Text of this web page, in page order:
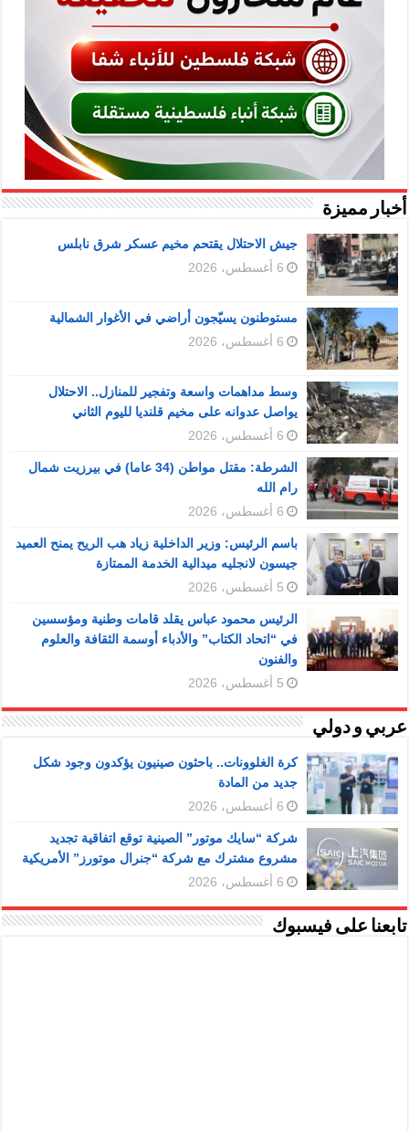
أخبار مميزة
جيش الاحتلال يقتحم مخيم عسكر شرق نابلس
6 أغسطس، 2026
مستوطنون يسيّجون أراضي في الأغوار الشمالية
6 أغسطس، 2026
وسط مداهمات واسعة وتفجير للمنازل.. الاحتلال
يواصل عدوانه على مخيم قلنديا لليوم الثاني
6 أغسطس، 2026
الشرطة: مقتل مواطن (34 عاما) في بيرزيت شمال
رام الله
6 أغسطس، 2026
باسم الرئيس: وزير الداخلية زياد هب الريح يمنح العميد
جيسون لانجليه ميدالية الخدمة الممتازة
5 أغسطس، 2026
الرئيس محمود عباس يقلد قامات وطنية ومؤسسين
في “اتحاد الكتاب” والأدباء أوسمة الثقافة والعلوم
والفنون
5 أغسطس، 2026
عربي و دولي
كرة الغلوونات.. باحثون صينيون يؤكدون وجود شكل
جديد من المادة
6 أغسطس، 2026
شركة “سايك موتور” الصينية توقع اتفاقية تجديد
مشروع مشترك مع شركة “جنرال موتورز” الأمريكية
6 أغسطس، 2026
تابعنا على فيسبوك